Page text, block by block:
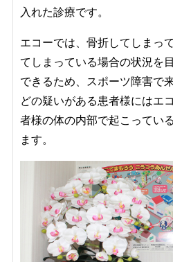
入れた診療です。
エコーでは、骨折してしまっ
てしまっている場合の状況を
できるため、スポーツ障害で
どの疑いがある患者様にはエ
者様の体の内部で起こってい
ます。